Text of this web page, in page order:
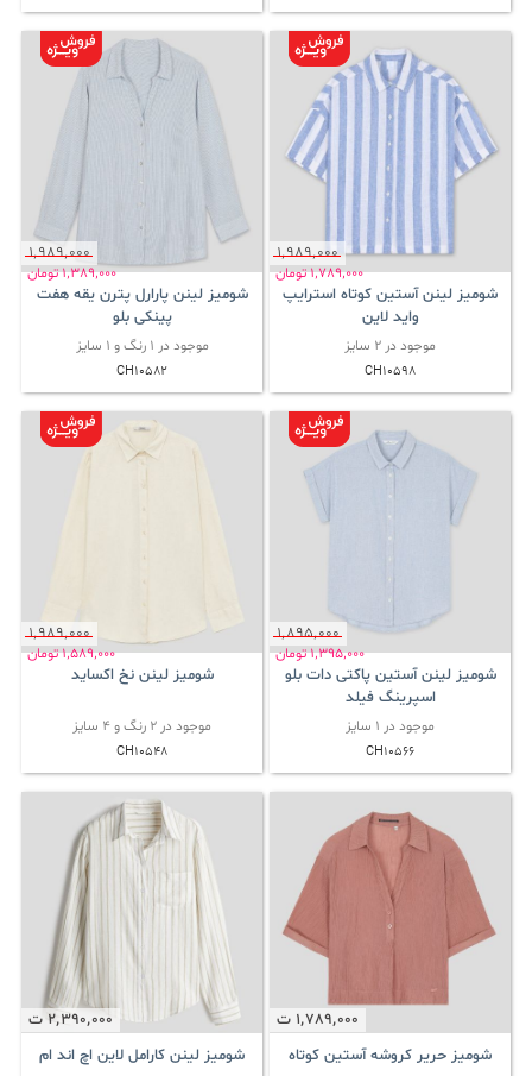
1٬989٬000
1٬789٬000تومان
شومیز لینن آستین کوتاه استرایپ
واید لاین
موجود در 2 سایز
CH10598
1٬989٬000
1٬389٬000تومان
شومیز لینن پارارل پترن یقه هفت
پینکی بلو
موجود در 1 رنگ و 1 سایز
CH10582
1٬895٬000
1٬395٬000تومان
شومیز لینن آستین پاکتی دات بلو
اسپرینگ فیلد
موجود در 1 سایز
CH10566
1٬989٬000
1٬589٬000تومان
شومیز لینن نخ اکساید
موجود در 2 رنگ و 4 سایز
CH10548
1٬789٬000 ت
شومیز حریر کروشه آستین کوتاه
2٬390٬000 ت
شومیز لینن کارامل لاین اچ اند ام